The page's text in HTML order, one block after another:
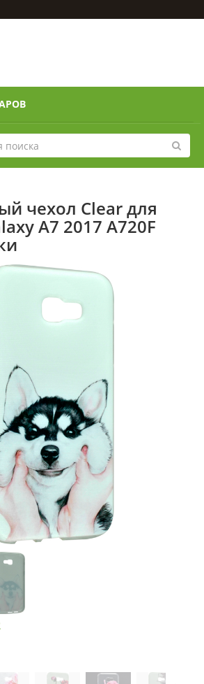
чехол Clear для
A7 2017 A720F